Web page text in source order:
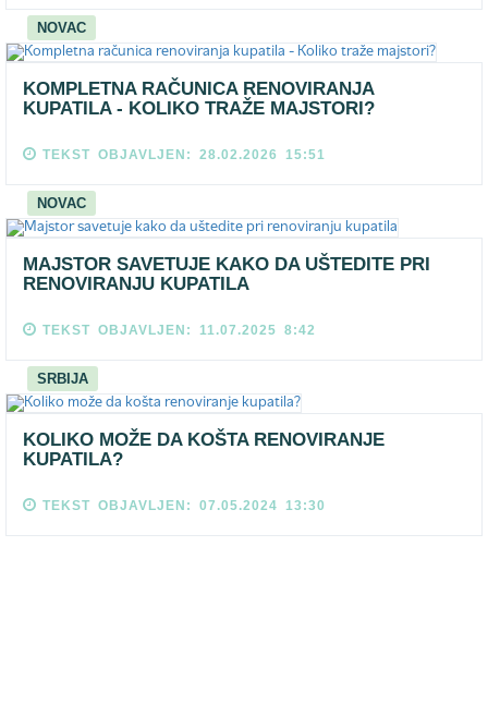
NOVAC
KOMPLETNA RAČUNICA RENOVIRANJA
KUPATILA - KOLIKO TRAŽE MAJSTORI?
TEKST OBJAVLJEN: 28.02.2026 15:51
NOVAC
MAJSTOR SAVETUJE KAKO DA UŠTEDITE PRI
RENOVIRANJU KUPATILA
TEKST OBJAVLJEN: 11.07.2025 8:42
SRBIJA
KOLIKO MOŽE DA KOŠTA RENOVIRANJE
KUPATILA?
TEKST OBJAVLJEN: 07.05.2024 13:30